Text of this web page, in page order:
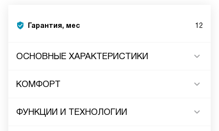
Гарантия, мес 12
ОСНОВНЫЕ ХАРАКТЕРИСТИКИ
КОМФОРТ
ФУНКЦИИ И ТЕХНОЛОГИИ